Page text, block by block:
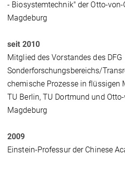
- Biosystemtechnik" der Otto-
Magdeburg
seit 2010
Mitglied des Vorstandes des DFG
Sonderforschungsbereichs/
chemische Prozesse in flüssigen
TU Berlin, TU Dortmund und
Magdeburg
2009
Einstein-Professur der Chinese